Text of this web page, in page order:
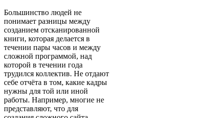
Большинство людей не
понимает разницы между
созданием отсканированной
книги, которая делается в
течении пары часов и между
сложной программой, над
которой в течении года
трудился коллектив. Не отдают
себе отчёта в том, какие кадры
нужны для той или иной
работы. Например, многие не
представляют, что для